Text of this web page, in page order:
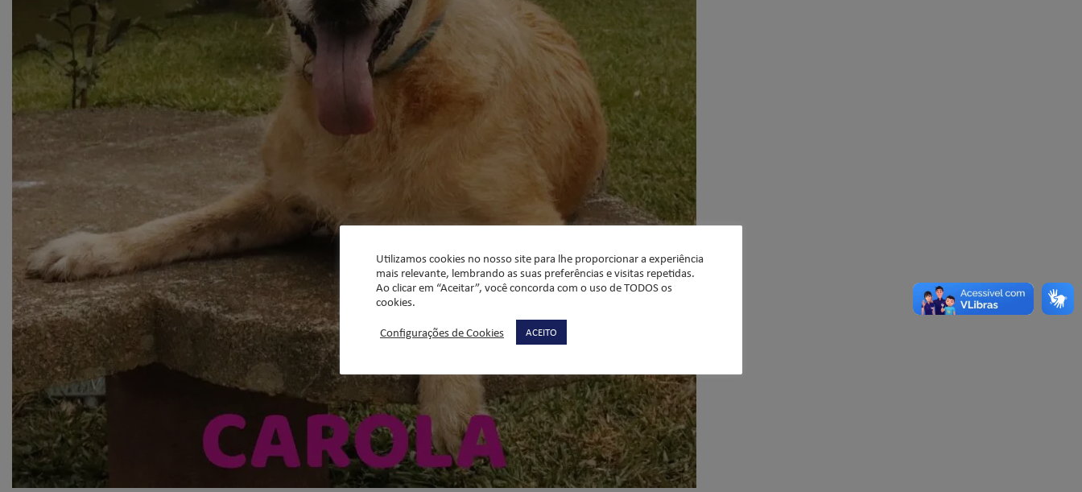
Utilizamos cookies no nosso site para lhe proporcionar a experiência
mais relevante, lembrando as suas preferências e visitas repetidas.
Ao clicar em “Aceitar”, você concorda com o uso de TODOS os
cookies.
Configurações de Cookies
ACEITO